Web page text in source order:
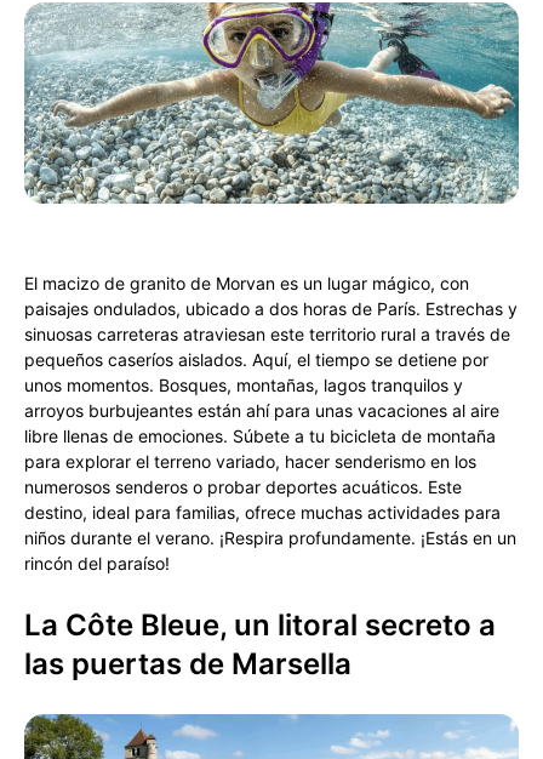
El macizo de granito de Morvan es un lugar mágico, con
paisajes ondulados, ubicado a dos horas de París. Estrechas y
sinuosas carreteras atraviesan este territorio rural a través de
pequeños caseríos aislados. Aquí, el tiempo se detiene por
unos momentos. Bosques, montañas, lagos tranquilos y
arroyos burbujeantes están ahí para unas vacaciones al aire
libre llenas de emociones. Súbete a tu bicicleta de montaña
para explorar el terreno variado, hacer senderismo en los
numerosos senderos o probar deportes acuáticos. Este
destino, ideal para familias, ofrece muchas actividades para
niños durante el verano. ¡Respira profundamente. ¡Estás en un
rincón del paraíso!
La Côte Bleue, un litoral secreto a
las puertas de Marsella